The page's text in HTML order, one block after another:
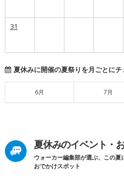
31
夏休みに開催の夏祭りを月ごとにチ
6月 7月
夏休みのイベント・
ウォーカー編集部が選ぶ、この夏
おでかけスポット